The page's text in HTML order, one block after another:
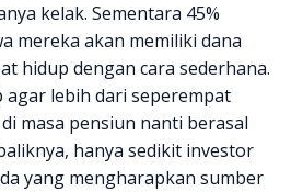
kelak. Sementara 45%
mereka akan memiliki dana
hidup dengan cara sederhana.
lebih dari seperempat
masa pensiun nanti berasal
hanya sedikit investor
yang mengharapkan sumber